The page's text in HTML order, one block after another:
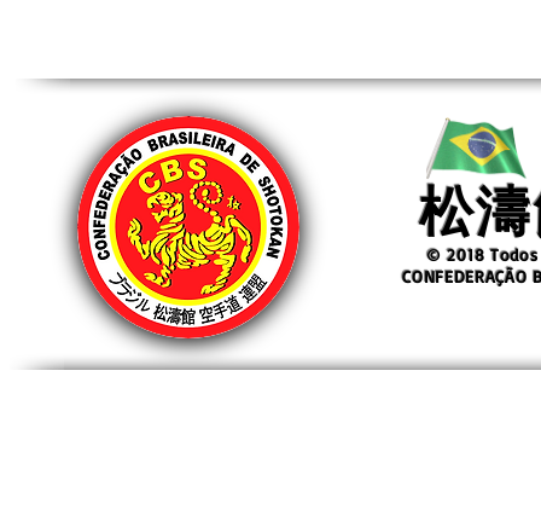
© 2018
CONFEDERAÇÃO
松